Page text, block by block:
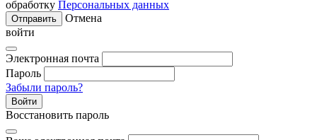
обработку Персональных данных
Отправить
Отмена
войти
Электронная почта
Пароль
Забыли пароль?
Войти
Восстановить пароль